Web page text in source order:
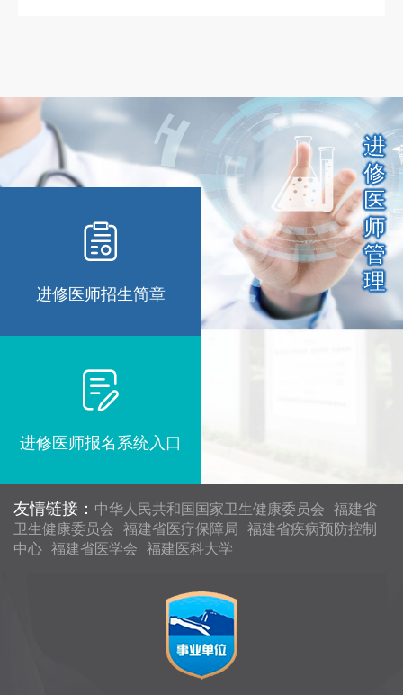
进
修
医
师
管
理
进修医师招生简章
进修医师报名系统入口
友情链接： 中华人民共和国国家卫生健康委员会
福建省
卫生健康委员会
福建省医疗保障局
福建省疾病预防控制
中心 福建省医学会 福建医科大学